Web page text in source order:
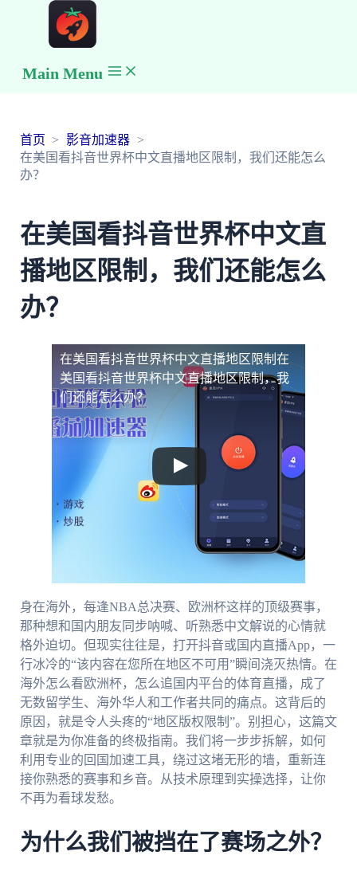
Main Menu
首页
影音加速器
在美国看抖音世界杯中文直播地区限制，我们还能怎么
办？
在美国看抖音世界杯中文直
播地区限制，我们还能怎么
办？
在美国看抖音世界杯中文直播地区限制 在
美国看抖音世界杯中文直播地区限制，我
们还能怎么办？
身在海外，每逢NBA总决赛、欧洲杯这样的顶级赛事，
那种想和国内朋友同步呐喊、听熟悉中文解说的心情就
格外迫切。但现实往往是，打开抖音或国内直播App，一
行冰冷的“该内容在您所在地区不可用”瞬间浇灭热情。在
海外怎么看欧洲杯，怎么追国内平台的体育直播，成了
无数留学生、海外华人和工作者共同的痛点。这背后的
原因，就是令人头疼的“地区版权限制”。别担心，这篇文
章就是为你准备的终极指南。我们将一步步拆解，如何
利用专业的回国加速工具，绕过这堵无形的墙，重新连
接你熟悉的赛事和乡音。从技术原理到实操选择，让你
不再为看球发愁。
为什么我们被挡在了赛场之外？